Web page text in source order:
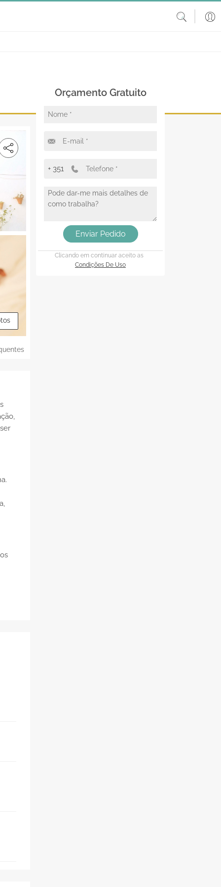
Orçamento Gratuito
+ 351
Enviar Pedido
Clicando em continuar aceito as
Condições De Uso